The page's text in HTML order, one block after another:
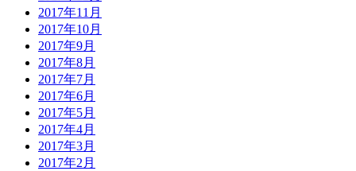
2017年11月
2017年10月
2017年9月
2017年8月
2017年7月
2017年6月
2017年5月
2017年4月
2017年3月
2017年2月